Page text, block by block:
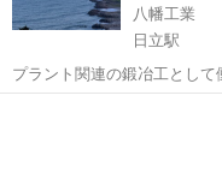
八幡工業
日立駅
プラント関連の鍛冶工として
未経験もOK！ 現在、福島・茨城・千葉・埼玉などの出張案件多数！